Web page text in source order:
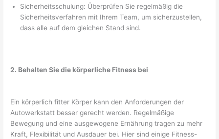
Sicherheitsschulung: Überprüfen Sie regelmäßig die
Sicherheitsverfahren mit Ihrem Team, um sicherzustellen,
dass alle auf dem gleichen Stand sind.
2. Behalten Sie die körperliche Fitness bei
Ein körperlich fitter Körper kann den Anforderungen der
Autowerkstatt besser gerecht werden. Regelmäßige
Bewegung und eine ausgewogene Ernährung tragen zu mehr
Kraft, Flexibilität und Ausdauer bei. Hier sind einige Fitness-